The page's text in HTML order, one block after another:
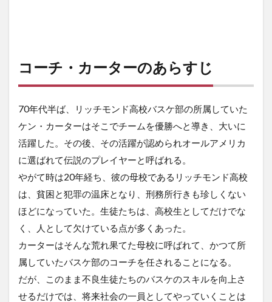
コーチ・カーターのあらすじ
70年代半ば、リッチモンド高校バスケ部の所属していた
ケン・カーターはそこでチームを優勝へと導き、大いに
活躍した。その後、その活躍が認められオールアメリカ
に選ばれて伝説のプレイヤーと呼ばれる。
やがて時は20年経ち、彼の母校であるリッチモンド高校
は、貧困と犯罪の温床となり、刑務所行きも珍しくない
ほどになっていた。生徒たちは、高校生としてだけでな
く、人として欠けている点が多くあった。
カーターはそんな荒れ果てた母校に呼ばれて、かつて所
属していたバスケ部のコーチを任されることになる。
だが、このまま不良生徒たちのバスケのスキルを向上さ
せるだけでは、将来社会の一員としてやっていくことは